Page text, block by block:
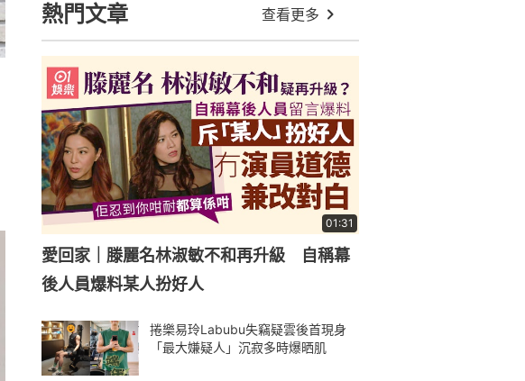
熱門文章 查看更多
01:31
愛回家｜滕麗名林淑敏不和再升級 自稱幕
後人員爆料某人扮好人
捲樂易玲Labubu失竊疑雲後首現身
「最大嫌疑人」沉寂多時爆晒肌